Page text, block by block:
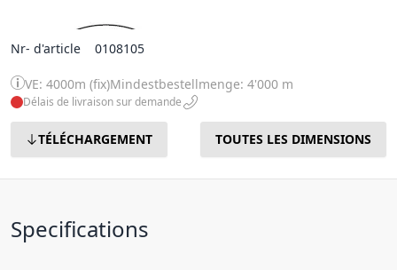
Nr- d'article 0108105
VE: 4000m (fix)Mindestbestellmenge: 4'000 m
Délais de livraison sur demande
TÉLÉCHARGEMENT TOUTES LES DIMENSIONS
Specifications